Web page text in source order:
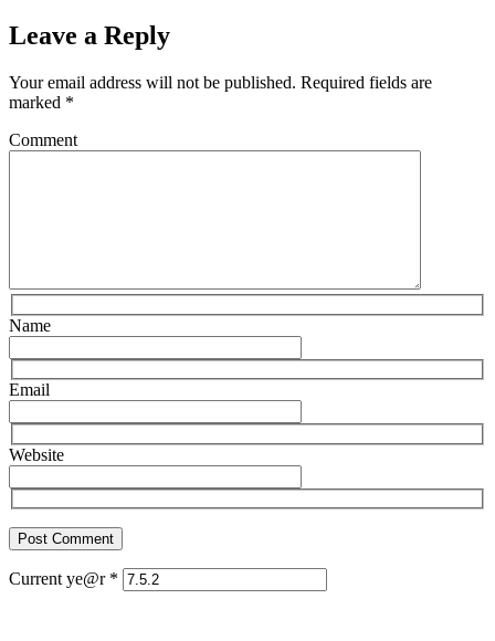
Leave a Reply
Your email address will not be published. Required fields are
marked *
Comment
Name
Email
Website
Current ye@r *